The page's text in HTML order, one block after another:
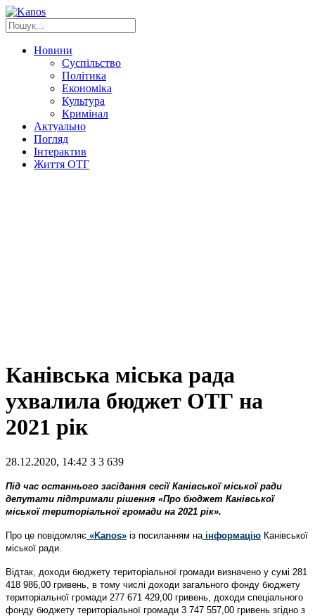
Новини
Суспільство
Політика
Економіка
Культура
Кримінал
Актуально
Погляд
Інтерактив
Життя ОТГ
Канівська міська рада
ухвалила бюджет ОТГ на
2021 рік
28.12.2020, 14:42 3 3 639
Під час останнього засідання сесії Канівської міської ради
депутати підтримали рішення «Про бюджет Канівської
міської територіальної громади на 2021 рік».
Про це повідомляє «Kanos» із посиланням на інформацію Канівської
міської ради.
Відтак, доходи бюджету територіальної громади визначено у сумі 281
418 986,00 гривень, в тому числі доходи загального фонду бюджету
територіальної громади 277 671 429,00 гривень, доходи спеціального
фонду бюджету територіальної громади 3 747 557,00 гривень згідно з